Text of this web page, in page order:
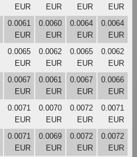
EUR
EUR
EUR
EUR
0.0061
EUR
0.0060
EUR
0.0064
EUR
0.0064
EUR
0.0065
EUR
0.0062
EUR
0.0065
EUR
0.0062
EUR
0.0067
EUR
0.0061
EUR
0.0067
EUR
0.0066
EUR
0.0071
EUR
0.0070
EUR
0.0072
EUR
0.0071
EUR
0.0071
EUR
0.0069
EUR
0.0072
EUR
0.0072
EUR